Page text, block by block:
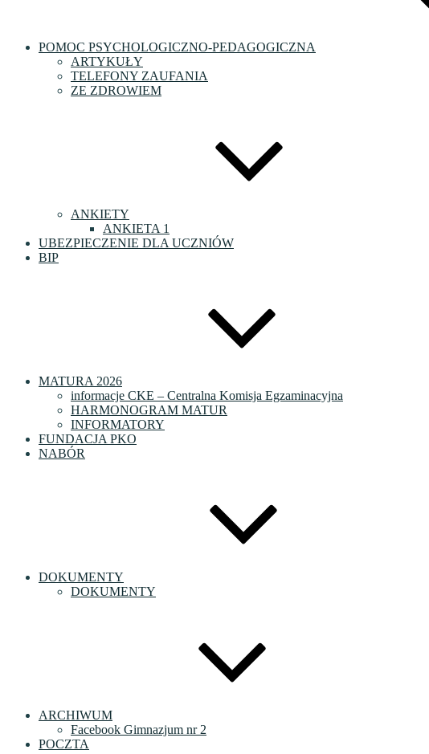
POMOC PSYCHOLOGICZNO-PEDAGOGICZNA
ARTYKUŁY
TELEFONY ZAUFANIA
ZE ZDROWIEM
ANKIETY
ANKIETA 1
UBEZPIECZENIE DLA UCZNIÓW
BIP
MATURA 2026
informacje CKE – Centralna Komisja Egzaminacyjna
HARMONOGRAM MATUR
INFORMATORY
FUNDACJA PKO
NABÓR
DOKUMENTY
DOKUMENTY
ARCHIWUM
Facebook Gimnazjum nr 2
POCZTA